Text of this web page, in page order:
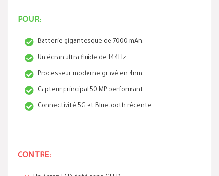
POUR:
Batterie gigantesque de 7000 mAh.
Un écran ultra fluide de 144Hz.
Processeur moderne gravé en 4nm.
Capteur principal 50 MP performant.
Connectivité 5G et Bluetooth récente.
CONTRE: